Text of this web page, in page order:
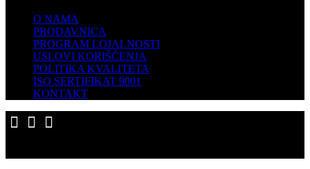
O NAMA
PRODAVNICA
PROGRAM LOJALNOSTI
USLOVI KORIŠĆENJA
POLITIKA KVALITETA
ISO SERTIFIKAT 9001
KONTAKT